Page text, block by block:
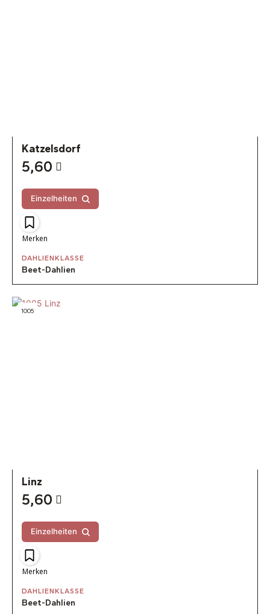
Katzelsdorf
5,60
Einzelheiten
Merken
DAHLIENKLASSE
Beet-Dahlien
1005
Linz
5,60
Einzelheiten
Merken
DAHLIENKLASSE
Beet-Dahlien